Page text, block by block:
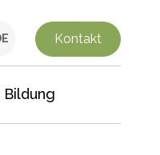
Kontakt
Bildung